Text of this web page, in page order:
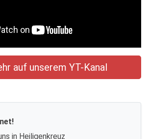
auf unserem YT-Kanal
in Heiligenkreuz